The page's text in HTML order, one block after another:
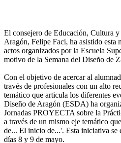
El consejero de Educación, Cultura
Aragón, Felipe Faci, ha asistido esta
actos organizados por la Escuela
motivo de la Semana del Diseño de
Con el objetivo de acercar al
través de profesionales con un alto
temático que articula los diferentes
Diseño de Aragón (ESDA) ha
Jornadas PROYECTA sobre la
a través de un mismo eje temático
de... El inicio de...'. Esta iniciativa se
días 8 y 9 de mayo.